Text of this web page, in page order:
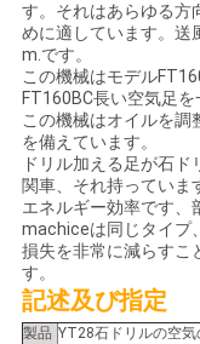
を
要
求
し
な
さ
い
す。それはあらゆる方
めに適しています。送
m.です。
この機械はモデル
FT160BC長い空気足を
この機械はオイルを調
を備えています。
ドリル加える足が石
関車、それ持っていま
エネルギー効率です、
machiceは同じタイプ
損失を非常に減らすこ
す。
記述及び指定
製品 YT28石ドリルの空気